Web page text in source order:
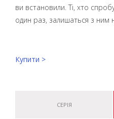
ви встановили. Ті, хто
один раз, залишаться з ним
Купити >
СЕРІЯ